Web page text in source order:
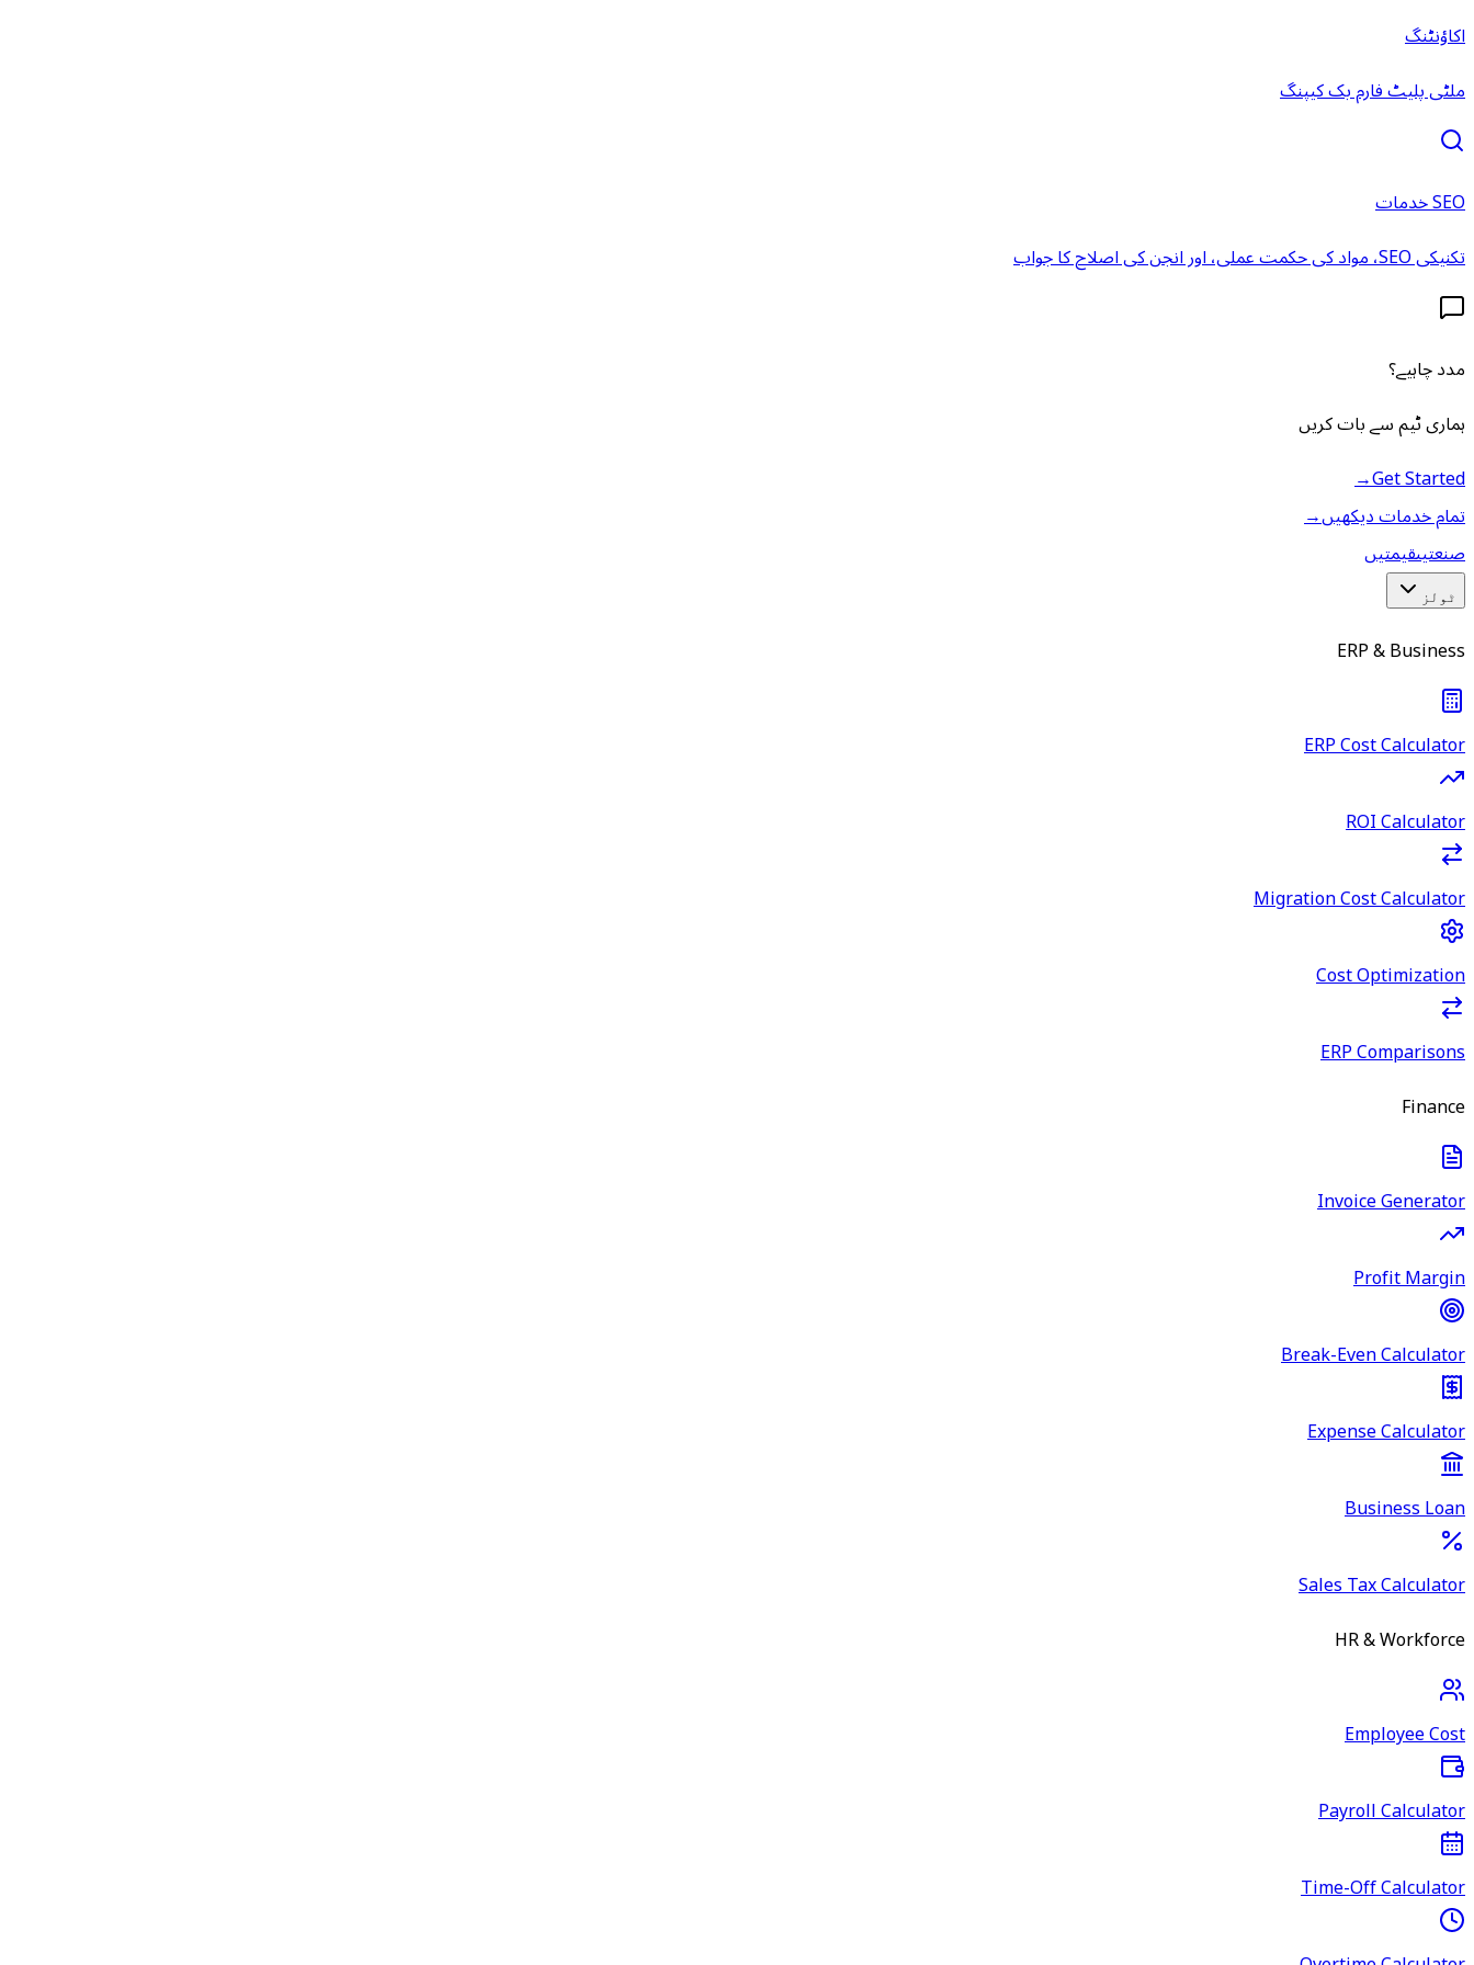
اکاؤنٹنگ
ملٹی پلیٹ فارم بک کیپنگ
SEO خدمات
تکنیکی SEO، مواد کی حکمت عملی، اور انجن کی اصلاح کا جواب
مدد چاہیے؟
ہماری ٹیم سے بات کریں
Get Started
→
تمام خدمات دیکھیں→
صنعتیںقیمتیں
ٹولز
ERP & Business
ERP Cost Calculator
ROI Calculator
Migration Cost Calculator
Cost Optimization
ERP Comparisons
Finance
Invoice Generator
Profit Margin
Break-Even Calculator
Expense Calculator
Business Loan
Sales Tax Calculator
HR & Workforce
Employee Cost
Payroll Calculator
Time-Off Calculator